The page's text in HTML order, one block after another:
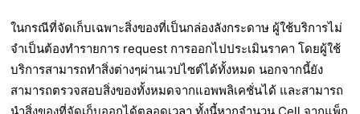
ในกรณีที่จัดเก็บเฉพาะสิ่งของที่เป็นกล่องลังกระดาษ ผู้ใช้บริการไม่
จำเป็นต้องทำรายการ request การออกไปประเมินราคา โดยผู้ใช้
บริการสามารถทำสิ่งต่างๆผ่านเวปไซต์ได้ทั้งหมด นอกจากนี้ยัง
สามารถตรวจสอบสิ่งของทั้งหมดจากแอพพลิเคชั่นได้ และสามารถ